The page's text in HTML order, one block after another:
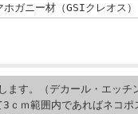
ニー材（GSIクレオス）
す。（デカール・エッチ
ｃｍ範囲内であればネコポ